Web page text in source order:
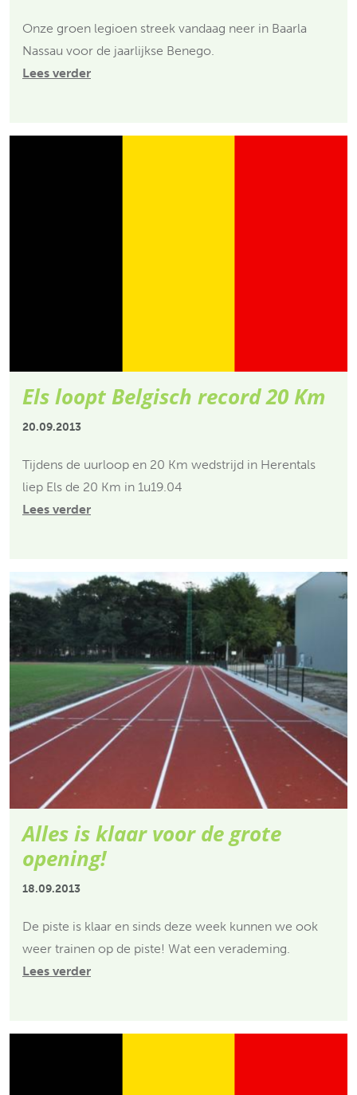
Onze groen legioen streek vandaag neer in Baarla
Nassau voor de jaarlijkse Benego.
Lees verder
Els loopt Belgisch record 20 Km
20.09.2013
Tijdens de uurloop en 20 Km wedstrijd in Herentals
liep Els de 20 Km in 1u19.04
Lees verder
Alles is klaar voor de grote
opening!
18.09.2013
De piste is klaar en sinds deze week kunnen we ook
weer trainen op de piste! Wat een verademing.
Lees verder